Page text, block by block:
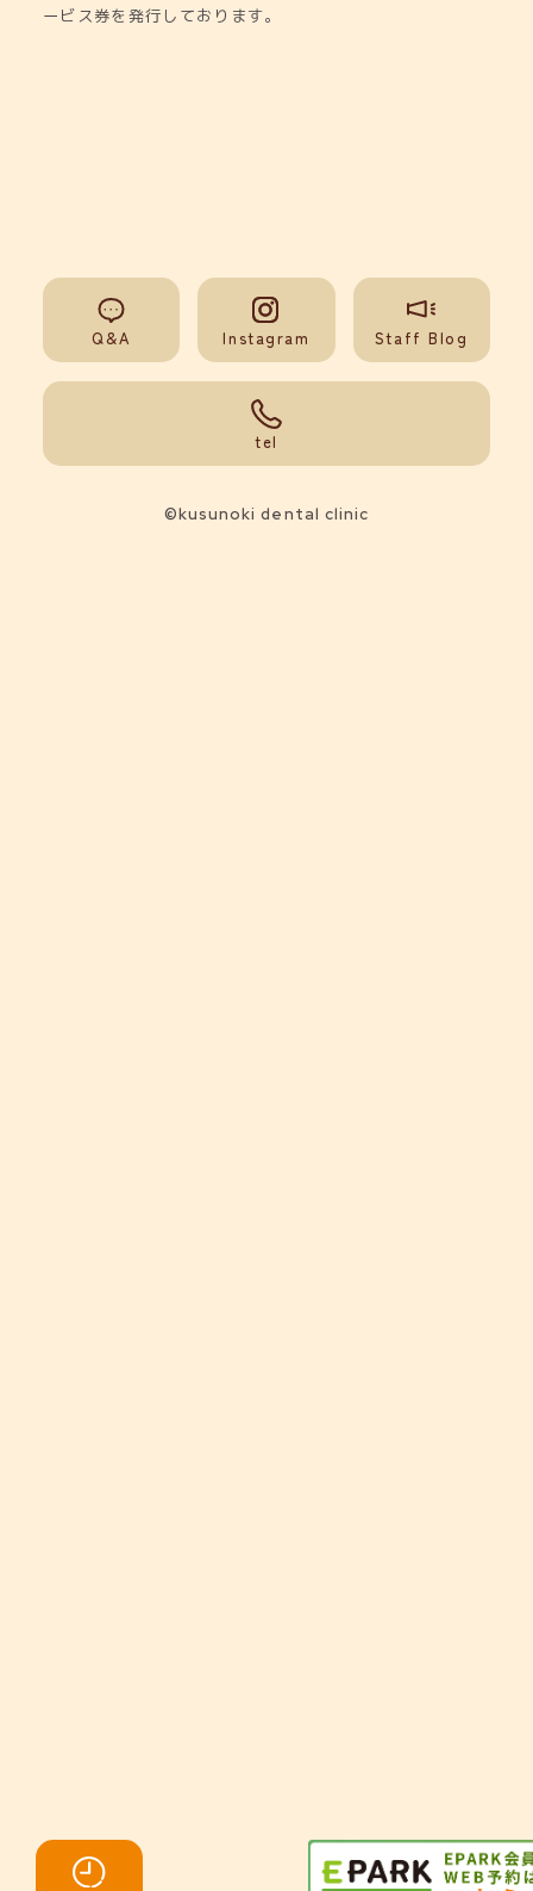
ービス券を発行しております。
Q&A Instagram Staff Blog
tel
©kusunoki dental clinic